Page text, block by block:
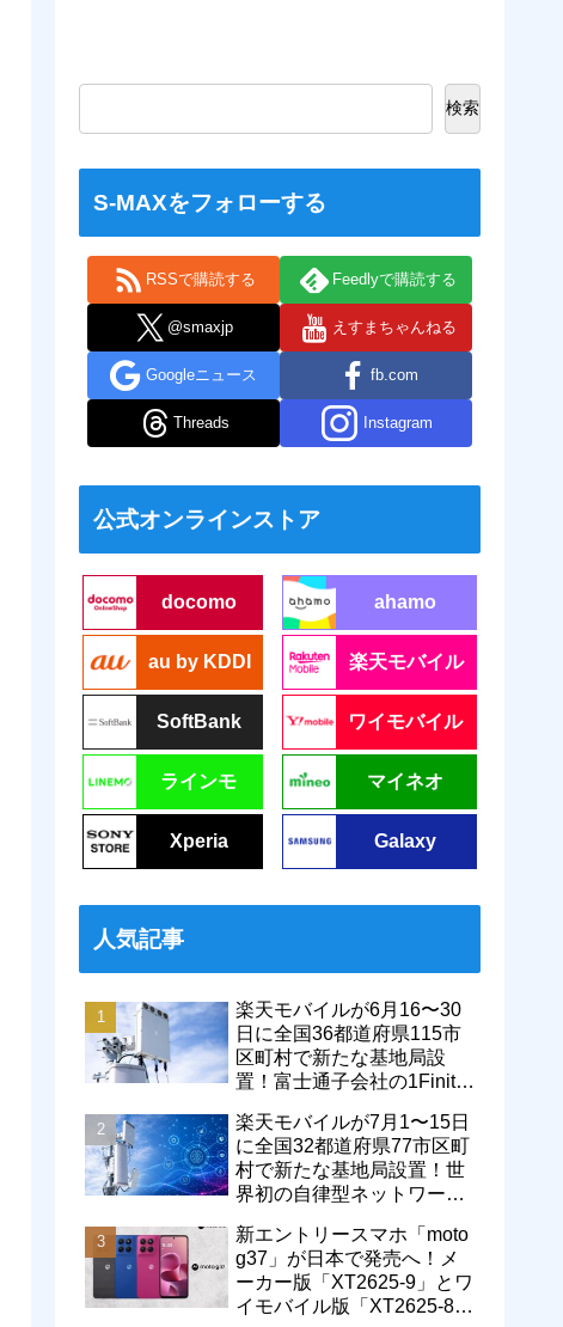
検索
S-MAXをフォローする
RSSで購読する Feedlyで購読する
@smaxjp えすまちゃんねる
Googleニュース fb.com
Threads Instagram
公式オンラインストア
docomo ahamo
au by KDDI 楽天モバイル
SoftBank ワイモバイル
ラインモ マイネオ
Xperia Galaxy
人気記事
楽天モバイルが6月16〜30
日に全国36都道府県115市
区町村で新たな基地局設
置！富士通子会社の1Finity
エリアが拡大
楽天モバイルが7月1〜15日
に全国32都道府県77市区町
村で新たな基地局設置！世
界初の自律型ネットワーク
通信品質も改善
新エントリースマホ「moto
g37」が日本で発売へ！メ
ーカー版「XT2625-9」とワ
イモバイル版「XT2625-8」